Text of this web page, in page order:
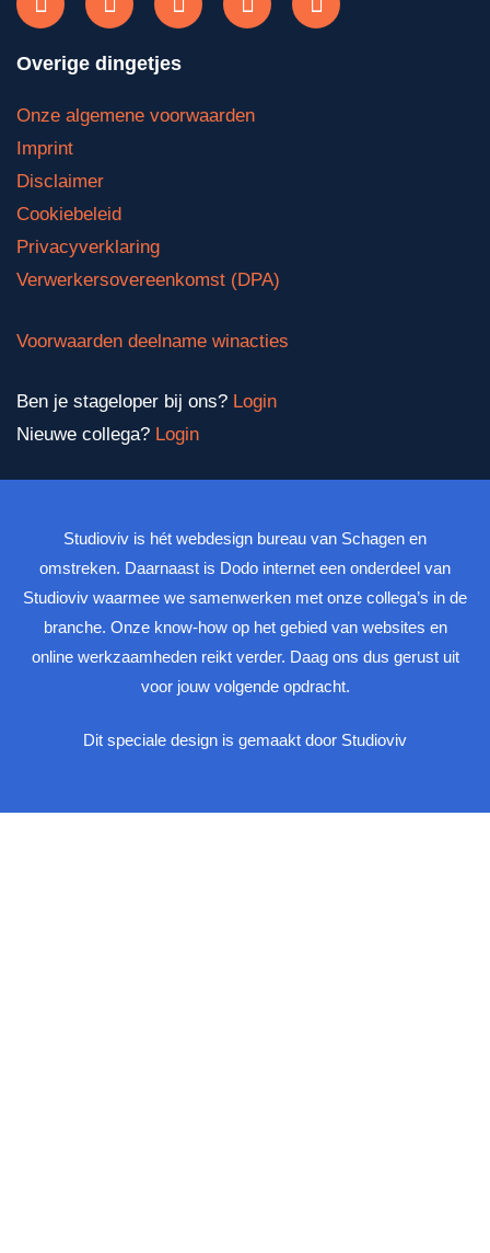
Overige dingetjes
Onze algemene voorwaarden
Imprint
Disclaimer
Cookiebeleid
Privacyverklaring
Verwerkersovereenkomst (DPA)
Voorwaarden deelname winacties
Ben je stageloper bij ons? Login
Nieuwe collega? Login
Studioviv is hét webdesign bureau van Schagen en
omstreken. Daarnaast is Dodo internet een onderdeel van
Studioviv waarmee we samenwerken met onze collega’s in de
branche. Onze know-how op het gebied van websites en
online werkzaamheden reikt verder. Daag ons dus gerust uit
voor jouw volgende opdracht.
Dit speciale design is gemaakt door Studioviv